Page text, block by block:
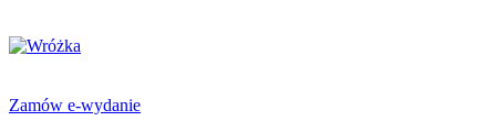
Zamów e-wydanie